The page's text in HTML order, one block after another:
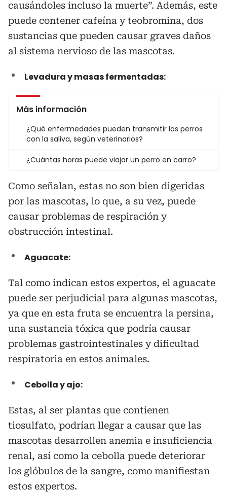
causándoles incluso la muerte”. Además, este
puede contener cafeína y teobromina, dos
sustancias que pueden causar graves daños
al sistema nervioso de las mascotas.
Levadura y masas fermentadas:
Más información
¿Qué enfermedades pueden transmitir los perros
con la saliva, según veterinarios?
¿Cuántas horas puede viajar un perro en carro?
Como señalan, estas no son bien digeridas
por las mascotas, lo que, a su vez, puede
causar problemas de respiración y
obstrucción intestinal.
Aguacate:
Tal como indican estos expertos, el aguacate
puede ser perjudicial para algunas mascotas,
ya que en esta fruta se encuentra la persina,
una sustancia tóxica que podría causar
problemas gastrointestinales y dificultad
respiratoria en estos animales.
Cebolla y ajo:
Estas, al ser plantas que contienen
tiosulfato, podrían llegar a causar que las
mascotas desarrollen anemia e insuficiencia
renal, así como la cebolla puede deteriorar
los glóbulos de la sangre, como manifiestan
estos expertos.